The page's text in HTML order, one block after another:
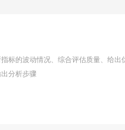
标的波动情况、综合评估质量、给出
分析步骤